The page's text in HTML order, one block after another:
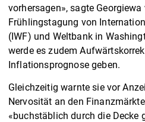
vorhersagen», sagte
Frühlingstagung von
(IWF) und Weltbank in
werde es zudem
Inflationsprognose geben.
Gleichzeitig warnte sie vor
Nervosität an den
«buchstäblich durch die Decke